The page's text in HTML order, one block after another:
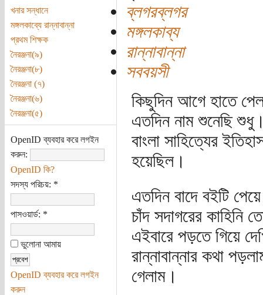
খনার সন্ধানে
মঙ্গলকাব্যে রান্নাবান্না
প্রথম শিক্ষক
নৈরঞ্জনা(৯)
নৈরঞ্জনা(৮)
নৈরঞ্জনা (৭)
নৈরঞ্জনা(৬)
নৈরঞ্জনা(৫)
OpenID ব্যবহার করে লগইন
করুন:
OpenID কি?
সদস্য পরিচয়: *
পাসওয়ার্ড: *
ভুলোনা আমায়
OpenID ব্যবহার করে লগইন
করুন
ব্লগরব্লগর
মঙ্গলকাব্য
রান্নাবান্না
সববয়সী
কিছুদিন আগে হাতে
এতদিন নাম শুনেছি
বাংলা সাহিত্যের
হয়েছিল।
এতদিন বাদে বইটি
চাঁদ সদাগরের
এইবারে পড়তে গিয়ে
রান্নাবান্নার কথা
গেলাম।